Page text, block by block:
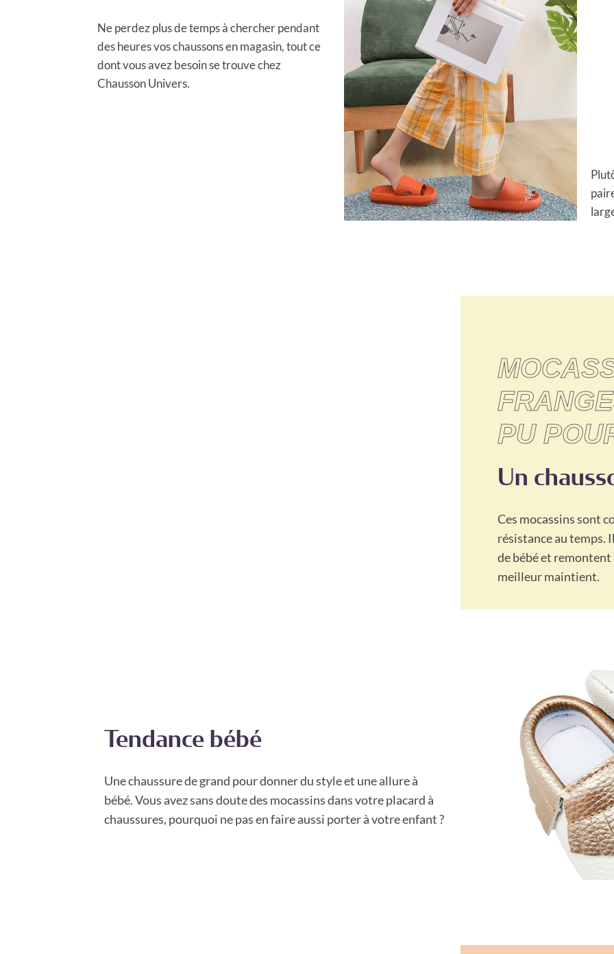
Ne perdez plus de temps à chercher pendant
des heures vos chaussons en magasin, tout ce
dont vous avez besoin se trouve chez
Chausson Univers.
PU
Un
Ces mocassins sont
résistance au temps.
de bébé et
meilleur maintient.
Tendance bébé
Une chaussure de grand pour donner du style et une allure à
bébé. Vous avez sans doute des mocassins dans votre placard à
chaussures, pourquoi ne pas en faire aussi porter à votre enfant ?